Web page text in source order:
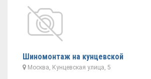
Шиномонтаж на кунцевской
Москва, Кунцевская улица, 5